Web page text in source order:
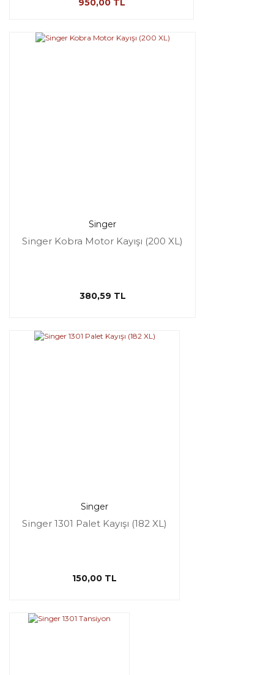
Singer
Singer Kobra Motor Kayışı (200 XL)
380,59 TL
Singer
Singer 1301 Palet Kayışı (182 XL)
150,00 TL